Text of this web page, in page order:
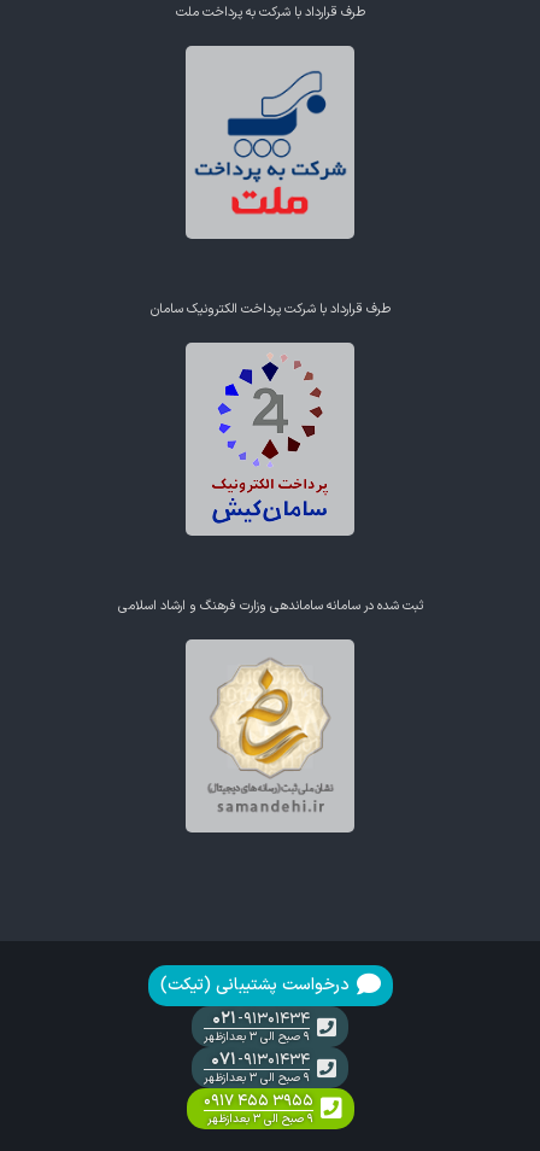
طرف قرارداد با شرکت به پرداخت ملت
طرف قرارداد با شرکت پرداخت الکترونیک سامان
ثبت شده در سامانه ساماندهی وزارت فرهنگ و ارشاد اسلامی
درخواست پشتیبانی (تیکت)
۰۲۱-۹۱۳۰۱۴۳۴
۹ صبح الی ۳ بعدازظهر
۰۷۱-۹۱۳۰۱۴۳۴
۹ صبح الی ۳ بعدازظهر
۰۹۱۷ ۴۵۵ ۳۹۵۵
۹ صبح الی ۳ بعدازظهر